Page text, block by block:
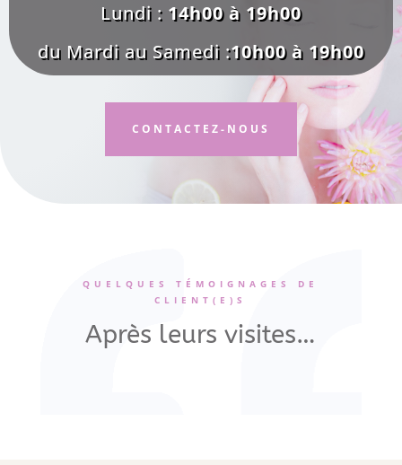
Lundi : 14h00 à 19h00
du Mardi au Samedi :10h00 à 19h00
CONTACTEZ-NOUS
QUELQUES TÉMOIGNAGES DE
CLIENT(E)S
Après leurs visites…